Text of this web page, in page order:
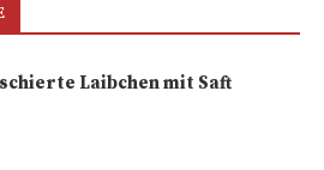
Laibchen mit Saft